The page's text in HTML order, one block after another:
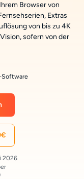
Browser von
Extras
von bis zu 4K
sofern von der
Software
2026